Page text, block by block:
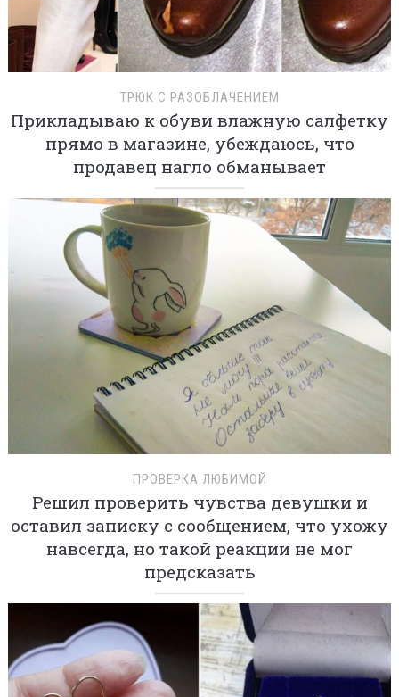
ТРЮК С РАЗОБЛАЧЕНИЕМ
Прикладываю к обуви влажную салфетку
прямо в магазине, убеждаюсь, что
продавец нагло обманывает
ПРОВЕРКА ЛЮБИМОЙ
Решил проверить чувства девушки и
оставил записку с сообщением, что ухожу
навсегда, но такой реакции не мог
предсказать